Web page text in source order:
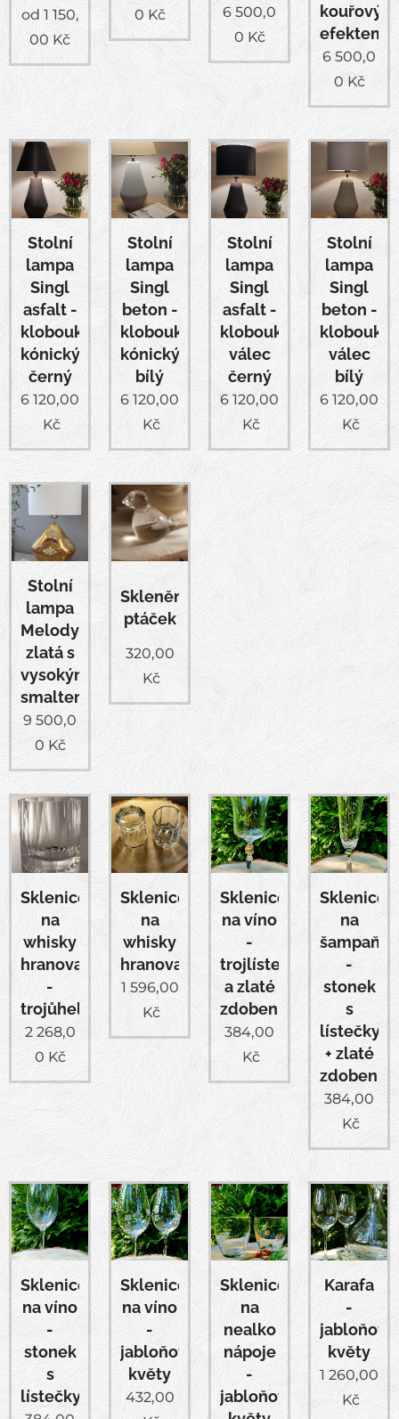
od 1 150,
00 Kč
0 Kč
6 500,0
0 Kč
kouřovým
efektem
6 500,0
0 Kč
Stolní
lampa
Singl
asfalt -
klobouk
kónický
černý
6 120,00
Kč
Stolní
lampa
Singl
beton -
klobouk
kónický
bílý
6 120,00
Kč
Stolní
lampa
Singl
asfalt -
klobouk
válec
černý
6 120,00
Kč
Stolní
lampa
Singl
beton -
klobouk
válec
bílý
6 120,00
Kč
Stolní
lampa
Melody
zlatá s
vysokým
smaltem
9 500,0
0 Kč
Skleněný
ptáček
320,00
Kč
Sklenice
na
whisky
hranovaná
-
trojůhelníky
2 268,0
0 Kč
Sklenice
na
whisky
hranovaná
1 596,00
Kč
Sklenice
na víno
-
trojlístek
a zlaté
zdobení
384,00
Kč
Sklenice
na
-
stonek
s
lístečky
+ zlaté
zdobení
384,00
Kč
Sklenice
na víno
-
stonek
s
lístečky
Sklenice
na víno
-
jabloňové
květy
432,00
Sklenice
na
nealko
nápoje
-
jabloňové
Karafa
-
jabloňové
květy
1 260,00
Kč